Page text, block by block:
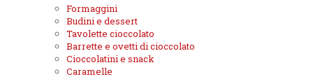
Formaggini
Budini e dessert
Tavolette cioccolato
Barrette e ovetti di cioccolato
Cioccolatini e snack
Caramelle